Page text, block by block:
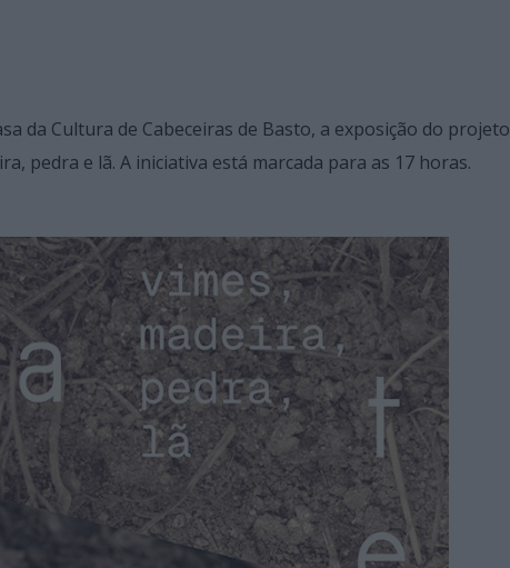
da Cultura de Cabeceiras de Basto, a exposição do projeto
pedra e lã. A iniciativa está marcada para as 17 horas.